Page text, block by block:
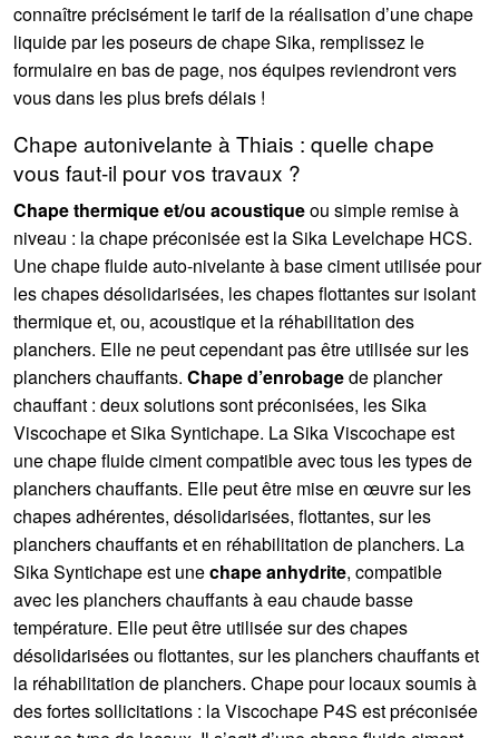
connaître précisément le tarif de la réalisation d’une chape
liquide par les poseurs de chape Sika, remplissez le
formulaire en bas de page, nos équipes reviendront vers
vous dans les plus brefs délais !
Chape autonivelante à Thiais : quelle chape
vous faut-il pour vos travaux ?
Chape thermique et/ou acoustiqueou simple remise à
niveau : la chape préconisée est la Sika Levelchape HCS.
Une chape fluide auto-nivelante à base ciment utilisée pour
les chapes désolidarisées, les chapes flottantes sur isolant
thermique et, ou, acoustique et la réhabilitation des
planchers. Elle ne peut cependant pas être utilisée sur les
planchers chauffants. Chape d’enrobagede plancher
chauffant : deux solutions sont préconisées, les Sika
Viscochape et Sika Syntichape. La Sika Viscochape est
une chape fluide ciment compatible avec tous les types de
planchers chauffants. Elle peut être mise en œuvre sur les
chapes adhérentes, désolidarisées, flottantes, sur les
planchers chauffants et en réhabilitation de planchers. La
Sika Syntichape est unechape anhydrite, compatible
avec les planchers chauffants à eau chaude basse
température. Elle peut être utilisée sur des chapes
désolidarisées ou flottantes, sur les planchers chauffants et
la réhabilitation de planchers. Chape pour locaux soumis à
des fortes sollicitations : la Viscochape P4S est préconisée